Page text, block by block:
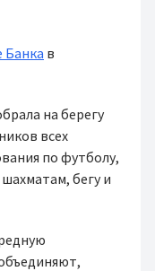
Банка в
на берегу
всех
по футболу,
бегу и